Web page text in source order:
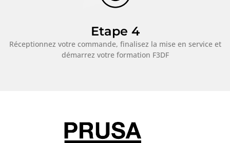
Etape 4
Réceptionnez votre commande, finalisez la mise en service et
démarrez votre formation F3DF